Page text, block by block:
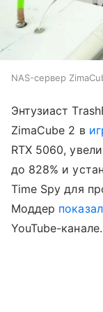
NAS-сервер
Энтузиаст
ZimaCube 2 в
RTX 5060,
до 828% и
Time Spy для
Моддер показал
YouTube-канале.